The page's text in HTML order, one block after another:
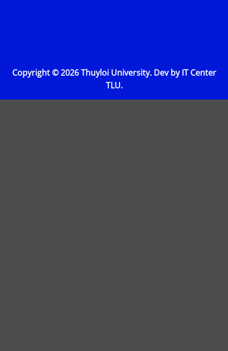
Copyright © 2026 Thuyloi University. Dev by IT Center
TLU.